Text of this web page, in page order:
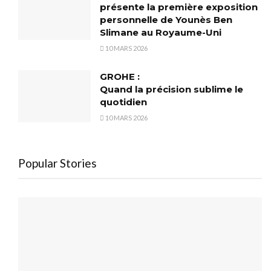
présente la première exposition
personnelle de Younès Ben
Slimane au Royaume-Uni
10 MARS 2026
GROHE :
Quand la précision sublime le
quotidien
10 MARS 2026
Popular Stories